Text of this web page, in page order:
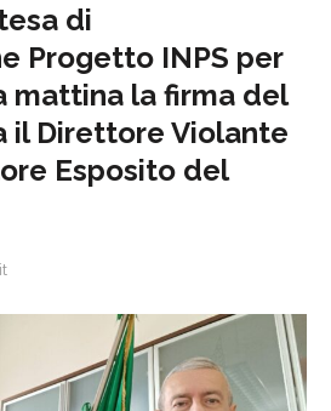
di
Progetto INPS per
mattina la firma del
il Direttore Violante
Esposito del